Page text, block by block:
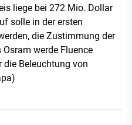
liege bei 272 Mio. Dollar
solle in der ersten
die Zustimmung der
werde Fluence
Beleuchtung von